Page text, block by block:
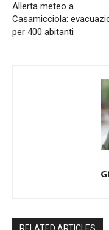
Allerta meteo a
Casamicciola:
per 400 abitanti